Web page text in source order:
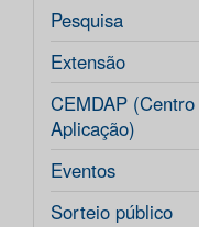
Pesquisa
Extensão
CEMDAP
Aplicação)
Eventos
Sorteio público